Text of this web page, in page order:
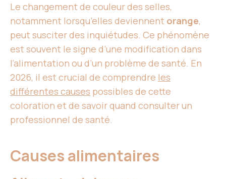
Le changement de couleur des selles,
notamment lorsqu’elles deviennent orange,
peut susciter des inquiétudes. Ce phénomène
est souvent le signe d’une modification dans
l’alimentation ou d’un problème de santé. En
2026, il est crucial de comprendre les
différentes causes possibles de cette
coloration et de savoir quand consulter un
professionnel de santé.
Causes alimentaires